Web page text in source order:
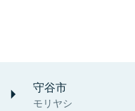
守谷市
モリヤシ